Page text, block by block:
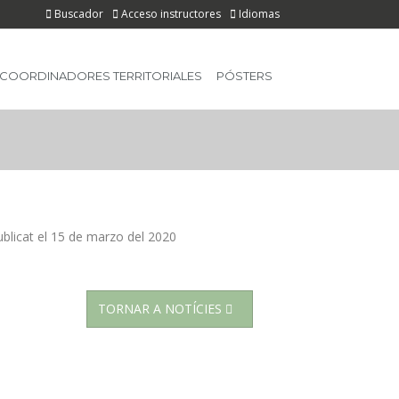
Idiomas
Acceso instructores
Buscador
TERRITORIALES PÓSTERS
el 15 de marzo del 2020
TORNAR A NOTÍCIES